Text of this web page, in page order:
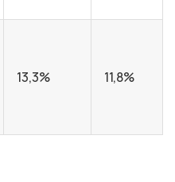
13,3% 11,8%